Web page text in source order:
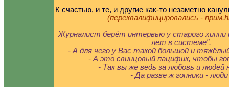
К счастью, и те, и другие как-то незаметно
(переквалифицировались -
Журналист берёт интервью у старого хиппи
лет в системе".
- А для чего у Вас такой большой и
- А это свинцовый пацифик, чтобы
- Так вы же ведь за любовь и людей
- Да разве ж гопники -